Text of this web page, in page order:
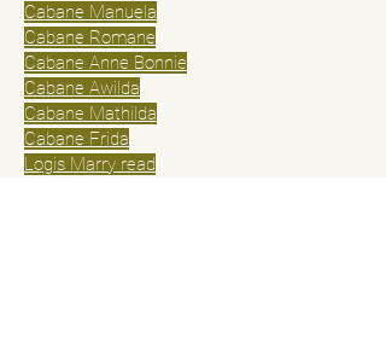
Cabane Manuela
Cabane Romane
Cabane Anne Bonnie
Cabane Awilda
Cabane Mathilda
Cabane Frida
Logis Marry read